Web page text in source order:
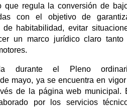
que regula la conversión de
con el objetivo de
habitabilidad, evitar
un marco jurídico claro tanto
durante el Pleno
mayo, ya se encuentra en
de la página web municipal.
por los servicios